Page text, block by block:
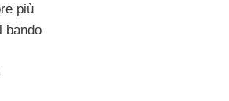
più
bando